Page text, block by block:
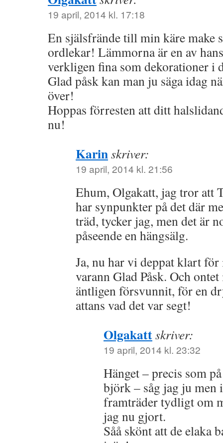
19 april, 2014 kl. 17:18
En själsfrände till min käre make
ordlekar! Lämmorna är en av
verkligen fina som dekorationer i
Glad påsk kan man ju säga idag
över!
Hoppas förresten att ditt
nu!
Karinskriver:
19 april, 2014 kl. 21:56
Ehum, Olgakatt, jag tror att
har synpunkter på det där
träd, tycker jag, men det är
påseende en hängsälg.
Ja, nu har vi deppat klart
varann Glad Påsk. Och
äntligen försvunnit, för en
attans vad det var segt!
Olgakattskriver:
19 april, 2014 kl. 23:32
Hänget – precis som
björk – såg jag ju men
framträder tydligt om
jag nu gjort.
Såå skönt att de elaka